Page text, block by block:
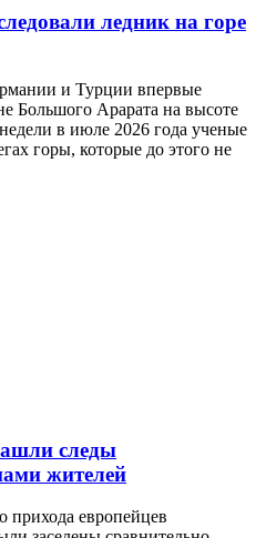
ледник на горе
и Турции впервые
Большого Арарата на высоте
в июле 2026 года ученые
горы, которые до этого не
следы
жителей
прихода европейцев